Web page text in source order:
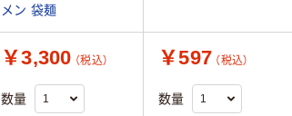
メン 袋麺
￥3,300 （税込）
数量
￥597 （税込）
数量